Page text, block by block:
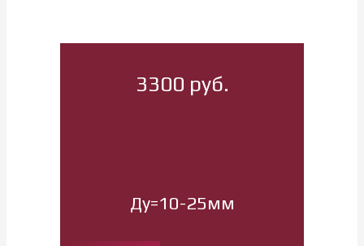
3300 руб.
Ду=10-25мм